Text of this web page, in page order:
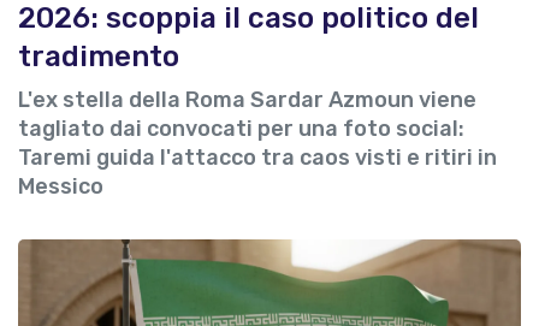
2026: scoppia il caso politico del
tradimento
L'ex stella della Roma Sardar Azmoun viene
tagliato dai convocati per una foto social:
Taremi guida l'attacco tra caos visti e ritiri in
Messico